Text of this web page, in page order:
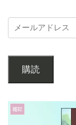
購読
雑記